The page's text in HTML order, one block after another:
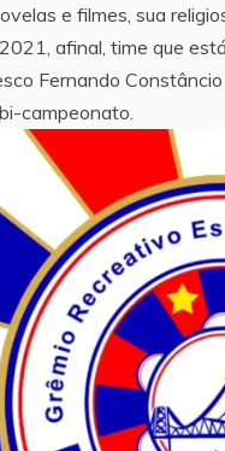
e filmes, sua
afinal, time que
Fernando
campeonato.